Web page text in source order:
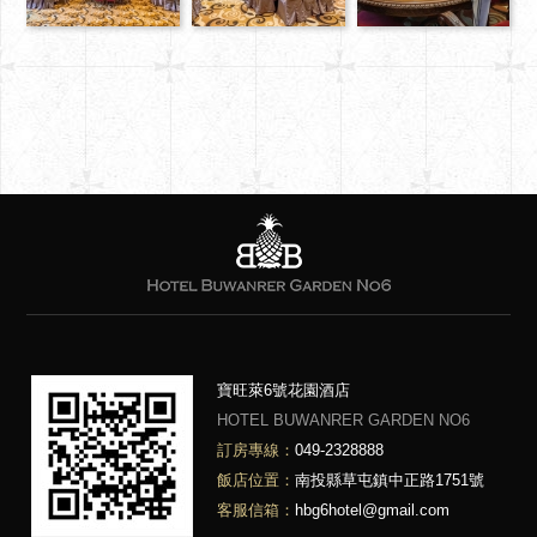
寶旺萊6號花園酒店
HOTEL BUWANRER GARDEN NO6
訂房專線：049-2328888
飯店位置：南投縣草屯鎮中正路1751號
客服信箱： hbg6hotel@gmail.com